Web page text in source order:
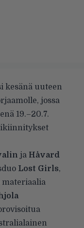
kesänä uuteen
jossa
19.–20.7.
ja Håvard
Lost Girls,